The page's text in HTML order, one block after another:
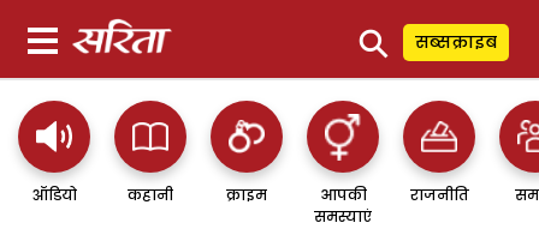
⚲ सब्सक्राइब
ऑडियो कहानी क्राइम
आपकी
समस्याएं
राजनीति